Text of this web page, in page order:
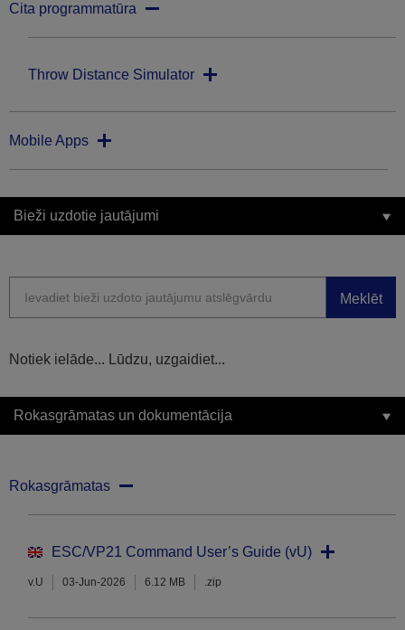
Cita programmatūra
Throw Distance Simulator
Mobile Apps
Bieži uzdotie jautājumi
Meklēt
Notiek ielāde... Lūdzu, uzgaidiet...
Rokasgrāmatas un dokumentācija
Rokasgrāmatas
ESC/VP21 Command User’s Guide (vU)
v.U 03-Jun-2026 6.12 MB .zip